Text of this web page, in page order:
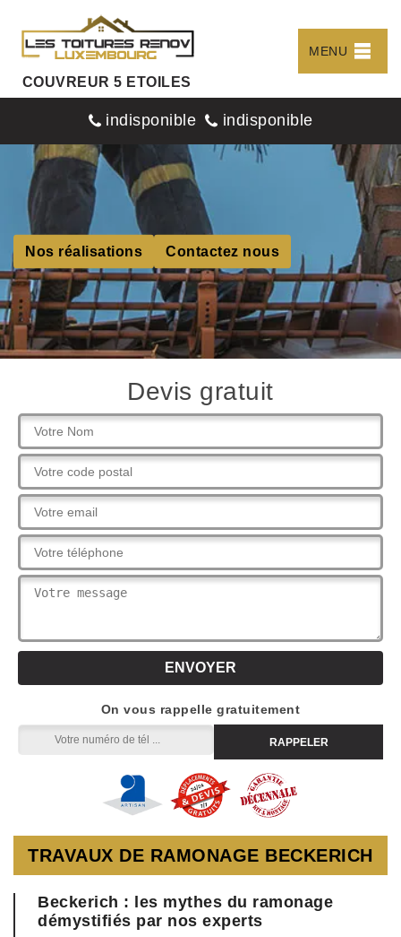
COUVREUR 5 ETOILES
MENU
indisponible indisponible
Nos réalisations Contactez nous
Devis gratuit
On vous rappelle gratuitement
TRAVAUX DE RAMONAGE BECKERICH
Beckerich : les mythes du ramonage
démystifiés par nos experts